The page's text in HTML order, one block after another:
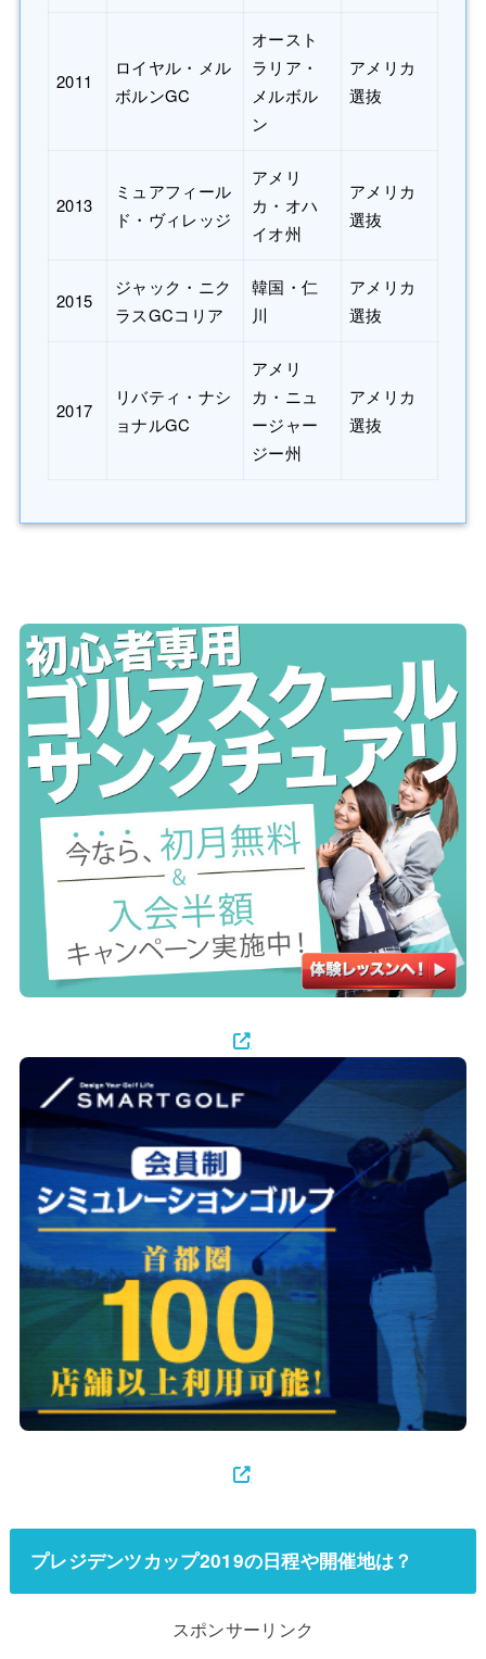
2011
ロイヤル・メル
ボルンGC
オースト
ラリア・
メルボル
ン
アメリカ
選抜
2013
ミュアフィール
ド・ヴィレッジ
アメリ
カ・オハ
イオ州
アメリカ
選抜
2015
ジャック・ニク
ラスGCコリア
韓国・仁
川
アメリカ
選抜
2017
リバティ・ナシ
ョナルGC
アメリ
カ・ニュ
ージャー
ジー州
アメリカ
選抜
プレジデンツカップ2019の日程や開催地は？
スポンサーリンク